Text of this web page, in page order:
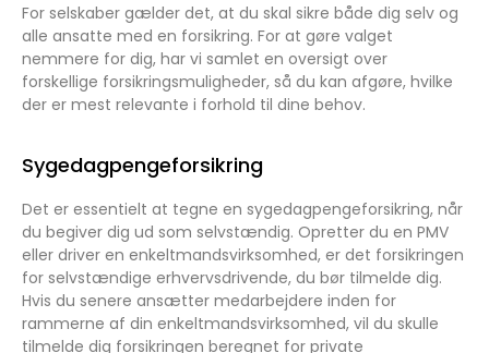
For selskaber gælder det, at du skal sikre både dig selv og
alle ansatte med en forsikring. For at gøre valget
nemmere for dig, har vi samlet en oversigt over
forskellige forsikringsmuligheder, så du kan afgøre, hvilke
der er mest relevante i forhold til dine behov.
Sygedagpengeforsikring
Det er essentielt at tegne en sygedagpengeforsikring, når
du begiver dig ud som selvstændig. Opretter du en PMV
eller driver en enkeltmandsvirksomhed, er det forsikringen
for selvstændige erhvervsdrivende, du bør tilmelde dig.
Hvis du senere ansætter medarbejdere inden for
rammerne af din enkeltmandsvirksomhed, vil du skulle
tilmelde dig forsikringen beregnet for private